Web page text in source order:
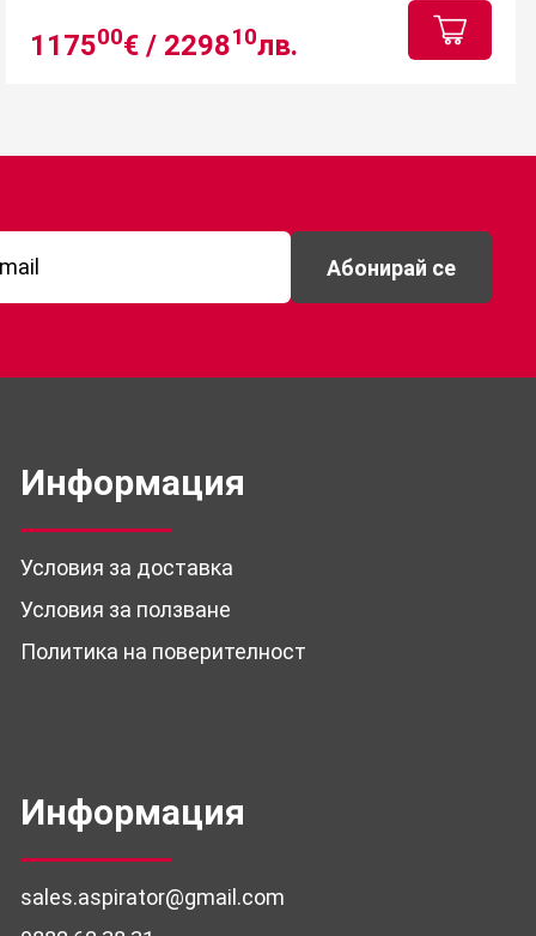
117500€ / 229810лв.
Абонирай се
Информация
Условия за доставка
Условия за ползване
Политика на поверителност
Информация
sales.aspirator@gmail.com